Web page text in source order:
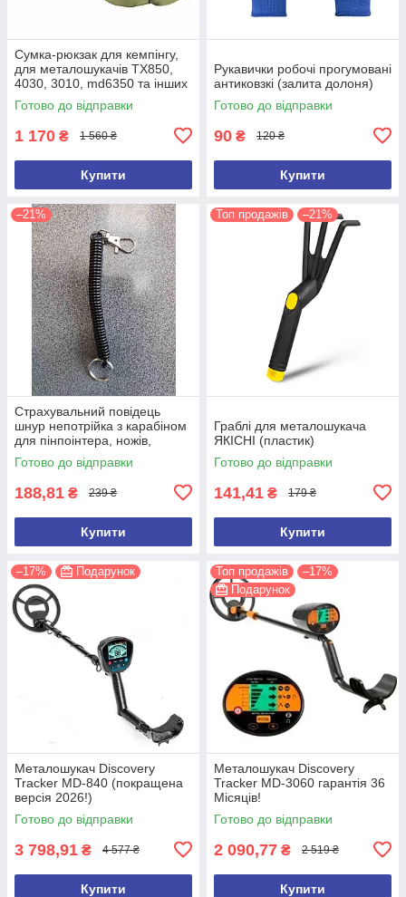
Сумка-рюкзак для кемпінгу,
для металошукачів TX850,
4030, 3010, md6350 та інших
(ємність 100 л)
Готово до відправки
1 170 ₴ 1 560 ₴
Купити
Рукавички робочі прогумовані
антиковзкі (залита долоня)
Готово до відправки
90 ₴ 120 ₴
Купити
–21%
Страхувальний повідець
шнур непотрійка з карабіном
для пінпоінтера, ножів,
ліхтарів, рацій, ключів
Готово до відправки
188,81 ₴ 239 ₴
Купити
Топ продажів –21%
Граблі для металошукача
ЯКІСНІ (пластик)
Готово до відправки
141,41 ₴ 179 ₴
Купити
–17% Подарунок
Металошукач Discovery
Tracker MD-840 (покращена
версія 2026!)
Готово до відправки
3 798,91 ₴ 4 577 ₴
Купити
Топ продажів
–17%
Подарунок
Металошукач Discovery
Tracker MD-3060 гарантія 36
Місяців!
Готово до відправки
2 090,77 ₴ 2 519 ₴
Купити